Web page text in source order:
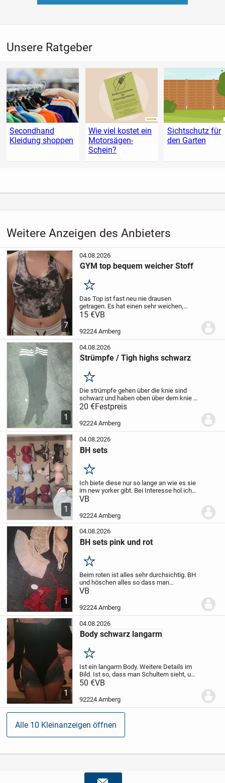
Unsere Ratgeber
Secondhand
Kleidung shoppen
Wie viel kostet ein
Motorsägen-
Schein?
Sichtschutz für
den Garten
Weitere Anzeigen des Anbieters
7
04.08.2026
GYM top bequem weicher Stoff
Merken
Das Top ist fast neu nie drausen
getragen. Es hat einen sehr weichen,
angenehmen Stoff innen und außen
15 €VB
92224 Amberg
1
04.08.2026
Strümpfe / Tigh highs schwarz
Merken
Die strümpfe gehen über die knie sind
schwarz und haben oben über dem knie 3
weiße streifen.Bei Interesse gerne
20 €Festpreis
92224 Amberg
1
04.08.2026
BH sets
Merken
Ich biete diese nur so lange an wie es sie
im new yorker gibt. Bei Interesse hol ich
mir welche bei new yorker für dich 🤭
kann man um chat reden.
VB
92224 Amberg
1
04.08.2026
BH sets pink und rot
Merken
Beim roten ist alles sehr durchsichtig. BH
und höschen alles so dass man
durchsieht und ist mit string.
Brust der rest ust auch sehr
durchsichtig....
VB
92224 Amberg
1
04.08.2026
Body schwarz langarm
Merken
Ist ein langarm Body. Weitere Details im
Bild. Ist so, dass man Schultern sieht, und
Rücken ist auch teilweise frei.
50 €VB
92224 Amberg
Alle 10 Kleinanzeigen öffnen